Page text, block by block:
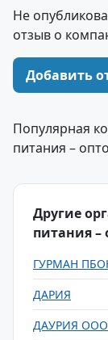
Не
отзыв о
Добавить
Популярная
питания –
Другие
питания –
ГУРМАН
ДАРИЯ
ДАУРИЯ